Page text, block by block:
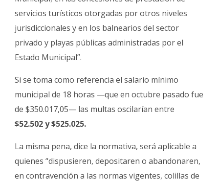
servicios turísticos otorgadas por otros niveles
jurisdiccionales y en los balnearios del sector
privado y playas públicas administradas por el
Estado Municipal”.
Si se toma como referencia el salario mínimo
municipal de 18 horas —que en octubre pasado fue
de $350.017,05— las multas oscilarían entre
$52.502 y $525.025.
La misma pena, dice la normativa, será aplicable a
quienes “dispusieren, depositaren o abandonaren,
en contravención a las normas vigentes, colillas de